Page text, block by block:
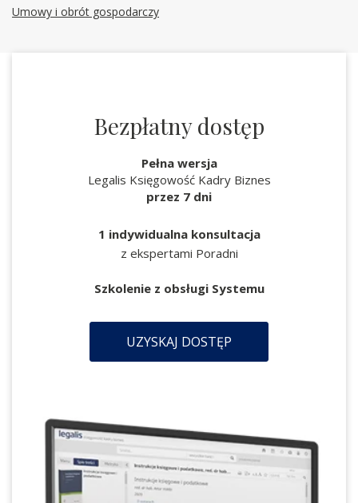
Umowy i obrót gospodarczy
Bezpłatny dostęp
Pełna wersja
Legalis Księgowość Kadry Biznes
przez 7 dni
1 indywidualna konsultacja
z ekspertami Poradni
Szkolenie z obsługi Systemu
UZYSKAJ DOSTĘP